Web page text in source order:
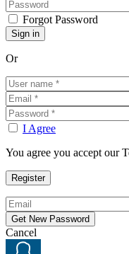
Forgot Password
Or
I Agree
You agree you accept our
Cancel